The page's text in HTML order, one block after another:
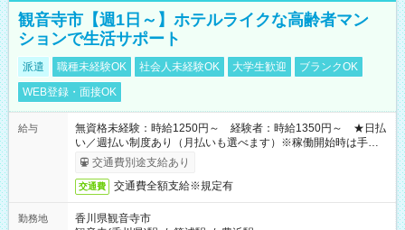
観音寺市【週1日～】ホテルライクな高齢者マン
ションで生活サポート
派遣 職種未経験OK 社会人未経験OK 大学生歓迎
ブランクOK
WEB登録・面接OK
給与
無資格未経験：時給1250円～ 経験者：時給1350円～ ★日払
い／週払い制度あり（月払いも選べます）※稼働開始時は手続き
完了次第のお支払いとなります。
交通費別途支給あり
交通費 交通費全額支給※規定有
勤務地
香川県観音寺市